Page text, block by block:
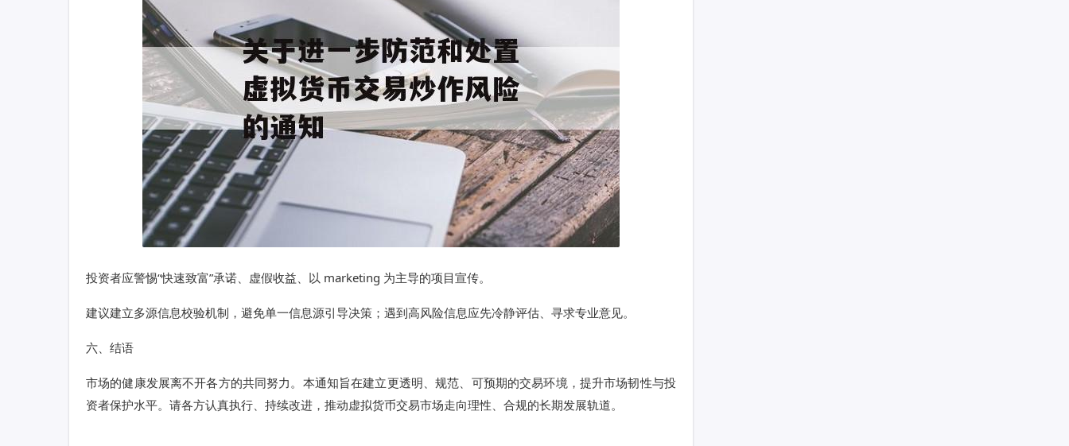
投资者应警惕“快速致富”承诺、虚假收益、以 marketing 为主导的项目宣传。
建议建立多源信息校验机制，避免单一信息源引导决策；遇到高风险信息应先冷静评估、寻求专业意见。
六、结语
市场的健康发展离不开各方的共同努力。本通知旨在建立更透明、规范、可预期的交易环境，提升市场韧性与投
资者保护水平。请各方认真执行、持续改进，推动虚拟货币交易市场走向理性、合规的长期发展轨道。